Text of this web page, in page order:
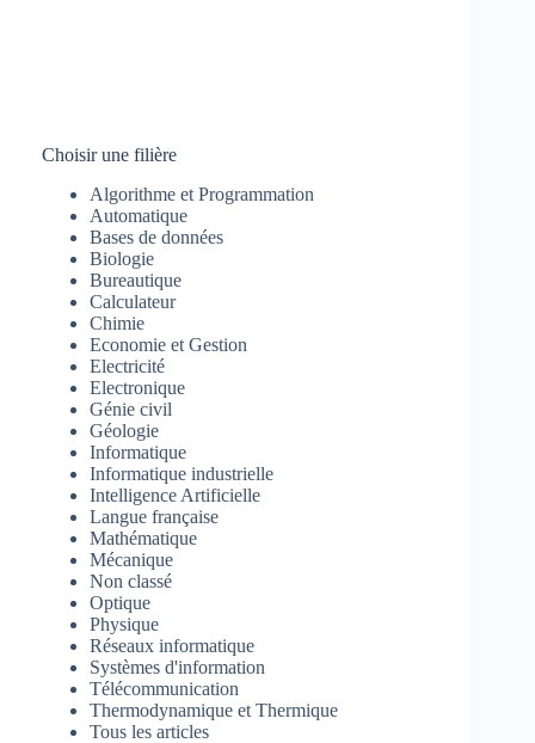
Choisir une filière
Algorithme et Programmation
Automatique
Bases de données
Biologie
Bureautique
Calculateur
Chimie
Economie et Gestion
Electricité
Electronique
Génie civil
Géologie
Informatique
Informatique industrielle
Intelligence Artificielle
Langue française
Mathématique
Mécanique
Non classé
Optique
Physique
Réseaux informatique
Systèmes d'information
Télécommunication
Thermodynamique et Thermique
Tous les articles